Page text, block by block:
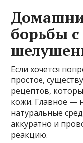
борьбы
Если хочется
простое,
рецептов,
кожи. Главное —
натуральные
аккуратно и
реакцию.